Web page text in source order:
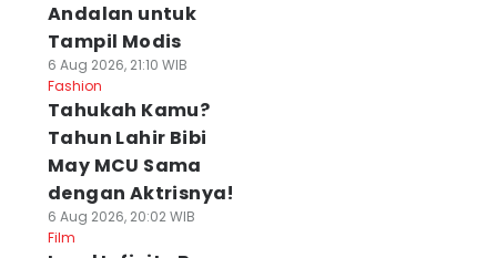
Andalan untuk
Tampil Modis
6 Aug 2026, 21:10 WIB
Fashion
Tahukah Kamu?
Tahun Lahir Bibi
May MCU Sama
dengan Aktrisnya!
6 Aug 2026, 20:02 WIB
Film